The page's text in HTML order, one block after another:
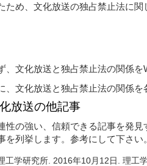
ため、文化放送の独占禁止法に関
、文化放送と独占禁止法の関係
、文化放送と独占禁止法の関係を
放送の他記事
性の強い、信頼できる記事を発
を列挙します。参考にして下さい。
工学研究所. 2016年10月12日. 理工